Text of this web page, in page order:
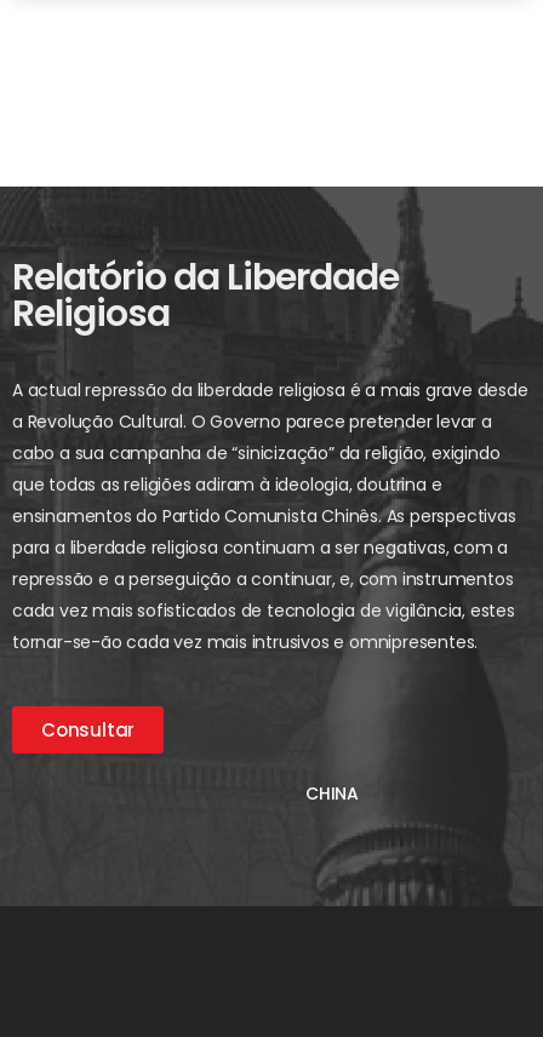
Relatório da Liberdade
Religiosa
A actual repressão da liberdade religiosa é a mais grave desde
a Revolução Cultural. O Governo parece pretender levar a
cabo a sua campanha de “sinicização” da religião, exigindo
que todas as religiões adiram à ideologia, doutrina e
ensinamentos do Partido Comunista Chinês. As perspectivas
para a liberdade religiosa continuam a ser negativas, com a
repressão e a perseguição a continuar, e, com instrumentos
cada vez mais sofisticados de tecnologia de vigilância, estes
tornar-se-ão cada vez mais intrusivos e omnipresentes.
Consultar
CHINA